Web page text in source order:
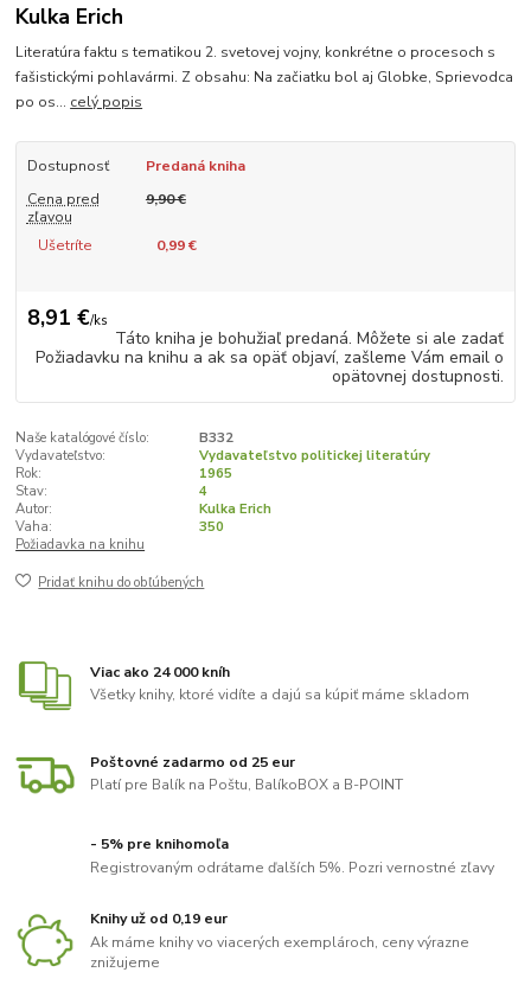
Kulka Erich
Literatúra faktu s tematikou 2. svetovej vojny, konkrétne o procesoch s
fašistickými pohlavármi. Z obsahu: Na začiatku bol aj Globke, Sprievodca
po os... celý popis
Dostupnosť
Predaná kniha
Cena pred
zľavou
9,90 €
Ušetríte 0,99 €
8,91 €/ks
Táto kniha je bohužiaľ predaná. Môžete si ale zadať
Požiadavku na knihu a ak sa opäť objaví, zašleme Vám email o
opätovnej dostupnosti.
Naše katalógové číslo:
B332
Vydavateľstvo:
Vydavateľstvo politickej literatúry
Rok:
1965
Stav:
4
Autor:
Kulka Erich
Vaha:
350
Požiadavka na knihu
Pridať knihu do obľúbených
Viac ako 24 000 kníh
Všetky knihy, ktoré vidíte a dajú sa kúpiť máme skladom
Poštovné zadarmo od 25 eur
Platí pre Balík na Poštu, BalíkoBOX a B-POINT
- 5% pre knihomoľa
Registrovaným odrátame ďalších 5%. Pozri vernostné zľavy
Knihy už od 0,19 eur
Ak máme knihy vo viacerých exemplároch, ceny výrazne
znižujeme